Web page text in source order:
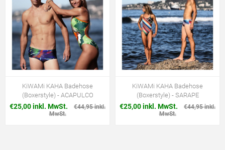
KiWAMi KAHA Badehose
(Boxerstyle) - ACAPULCO
€25,00 inkl. MwSt.
€44,95 inkl.
MwSt.
KiWAMi KAHA Badehose
(Boxerstyle) - SARAPE
€25,00 inkl. MwSt.
€44,95 inkl.
MwSt.